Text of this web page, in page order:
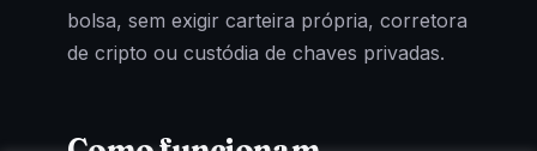
bolsa, sem exigir carteira própria, corretora
de cripto ou custódia de chaves privadas.